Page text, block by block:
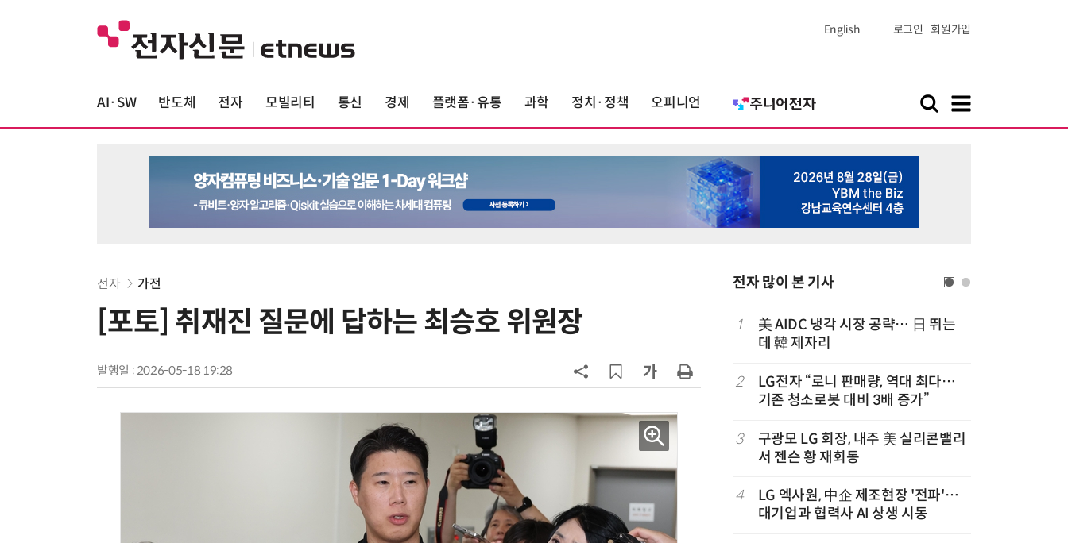
English 로그인 회원가입
AI·SW 반도체 전자 모빌리티 통신 경제 플랫폼·유통 과학 정치·정책 오피니언
전자 가전
[포토] 취재진 질문에 답하는 최승호 위원장
발행일 : 2026-05-18 19:28
전자 많이 본 기사
6
'게이밍위크' 삼성전자-LG전자 유럽
“상장폐지 막아라”…중소 가전 기업,
8
[사설] 美 AIDC 냉각 시장, 우리도 현
지 대응을
9
바디프랜드, '미니' 브랜드 글로벌 확
장…美 이어 동남아·유럽 진출
1
美 AIDC 냉각 시장 공략… 日 뛰는
데 韓 제자리
2
LG전자 “로니 판매량, 역대 최다…
기존 청소로봇 대비 3배 증가”
3
구광모 LG 회장, 내주 美 실리콘밸리
서 젠슨 황 재회동
4
LG 엑사원, 中企 제조현장 '전파'…
대기업과 협력사 AI 상생 시동